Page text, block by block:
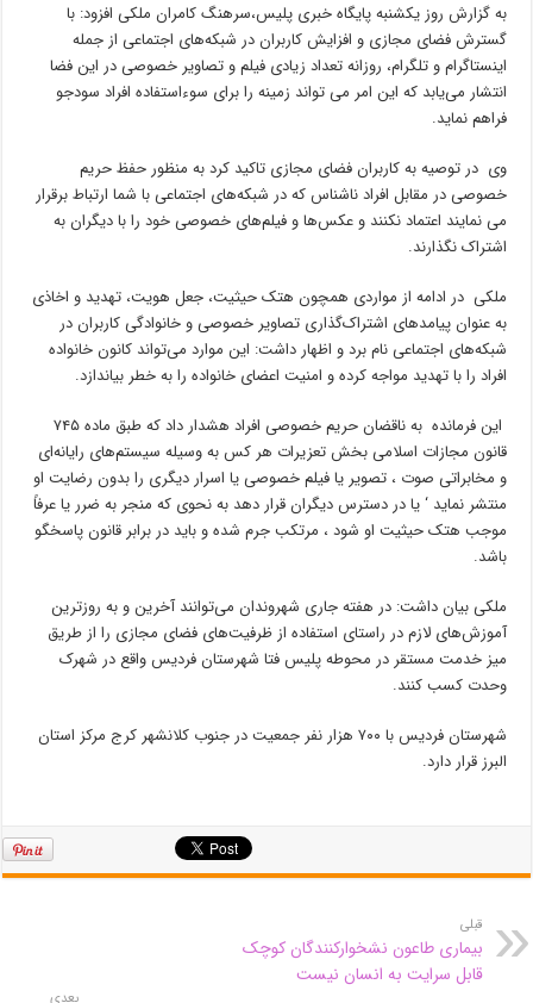
به گزارش روز یکشنبه پایگاه خبری پلیس،سرهنگ کامران ملکی افزود: با
گسترش فضای مجازی و افزایش کاربران در شبکه‌های اجتماعی از جمله
اینستاگرام و تلگرام، روزانه تعداد زیادی فیلم و تصاویر خصوصی در این فضا
انتشار می‌یابد که این امر می تواند زمینه را برای سوء‌استفاده افراد سودجو
فراهم نماید.
وی در توصیه به کاربران فضای مجازی تاکید کرد به منظور حفظ حریم
خصوصی در مقابل افراد ناشناس که در شبکه‌های اجتماعی با شما ارتباط برقرار
می‌ نمایند اعتماد نکنند و عکس‌ها و فیلم‌های خصوصی خود را با دیگران به
اشتراک نگذارند.
ملکی در ادامه از مواردی همچون هتک حیثیت، جعل هویت، تهدید و اخاذی
به عنوان پیامدهای اشتراک‌گذاری تصاویر خصوصی و خانوادگی کاربران در
شبکه‌های اجتماعی نام برد و اظهار داشت: این موارد می‌تواند کانون خانواده
افراد را با تهدید مواجه کرده و امنیت اعضای خانواده را به خطر بیاندازد.
این فرمانده به ناقضان حریم خصوصی افراد هشدار داد که طبق ماده ۷۴۵
قانون مجازات اسلامی بخش تعزیرات هر کس به وسیله سیستم‌های رایانه‌ای
و مخابراتی صوت ، تصویر یا فیلم خصوصی یا اسرار دیگری را بدون رضایت او
منتشر نماید ‘ یا در دسترس دیگران قرار دهد به نحوی که منجر به ضرر یا عرفاً
موجب هتک حیثیت او شود ، مرتکب جرم شده و باید در برابر قانون پاسخگو
باشد.
ملکی بیان داشت: در هفته جاری شهروندان می‌توانند آخرین و به روزترین
آموزش‌های لازم در راستای استفاده از ظرفیت‌های فضای مجازی را از طریق
میز خدمت مستقر در محوطه پلیس فتا شهرستان فردیس واقع در شهرک
وحدت کسب کنند.
شهرستان فردیس با ۷۰۰ هزار نفر جمعیت در جنوب کلانشهر کرج مرکز استان
البرز قرار دارد.
قبلی
بیماری طاعون نشخوارکنندگان کوچک
قابل سرایت به انسان نیست
بعدی